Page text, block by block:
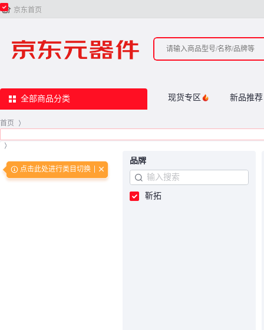
 京东首页
全部商品分类 现货专区 新品推荐
首页 >
>
点击此处进行类目切换
品牌
靳拓